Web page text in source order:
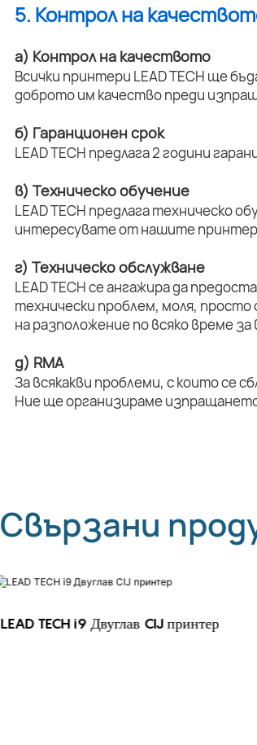
5. Контрол на
а) Контрол на качеството
Всички принтери LEAD TECH ще
доброто им качество преди
б) Гаранционен срок
LEAD TECH предлага 2 години
в) Техническо обучение
LEAD TECH предлага техническо
интересувате от нашите
г) Техническо обслужване
LEAD TECH се ангажира да
технически проблем, моля,
на разположение по всяко време
д) RMA
За всякакви проблеми, с които се
Ние ще организираме
Свързани
LEAD TECH i9 Двуглав CIJ принтер